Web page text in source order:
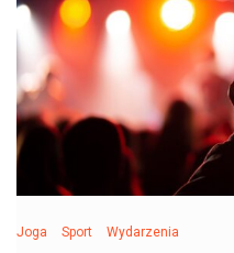
Joga Sport Wydarzenia